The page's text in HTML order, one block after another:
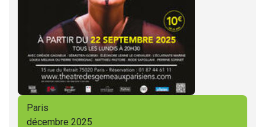
Paris
décembre 2025